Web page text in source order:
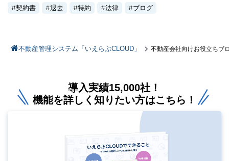
契約書
退去 特約 法律 ブログ
不動産管理システム「いえらぶCLOUD」 不動産会社向けお役立ちブ
導入実績15,000社！
機能を詳しく知りたい方はこちら！